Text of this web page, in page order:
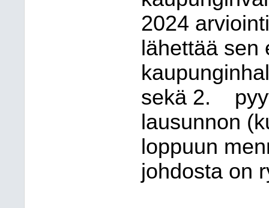
2024
lähettää sen
sekä 2.
lausunnon
loppuun
johdosta on